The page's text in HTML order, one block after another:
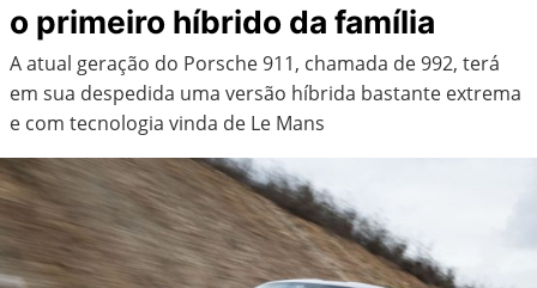
o primeiro híbrido da família
A atual geração do Porsche 911, chamada de 992, terá
em sua despedida uma versão híbrida bastante extrema
e com tecnologia vinda de Le Mans